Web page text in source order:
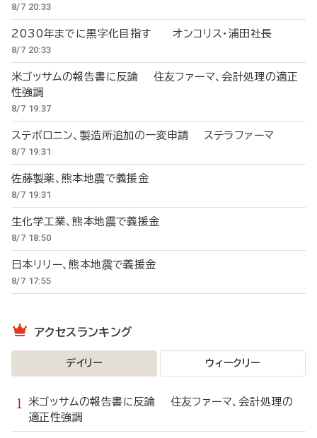
8/7 20:33
2030年までに黒字化目指す オンコリス・浦田社長
8/7 20:33
米ゴッサムの報告書に反論 住友ファーマ、会計処理の適正
性強調
8/7 19:37
ステボロニン、製造所追加の一変申請 ステラファーマ
8/7 19:31
佐藤製薬、熊本地震で義援金
8/7 19:31
生化学工業、熊本地震で義援金
8/7 18:50
日本リリー、熊本地震で義援金
8/7 17:55
アクセスランキング
デイリー ウィークリー
米ゴッサムの報告書に反論 住友ファーマ、会計処理の
適正性強調